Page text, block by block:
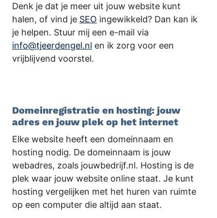
Denk je dat je meer uit jouw website kunt
halen, of vind je SEO ingewikkeld? Dan kan ik
je helpen. Stuur mij een e-mail via
info@tjeerdengel.nl en ik zorg voor een
vrijblijvend voorstel.
Domeinregistratie en hosting: jouw
adres en jouw plek op het internet
Elke website heeft een domeinnaam en
hosting nodig. De domeinnaam is jouw
webadres, zoals jouwbedrijf.nl. Hosting is de
plek waar jouw website online staat. Je kunt
hosting vergelijken met het huren van ruimte
op een computer die altijd aan staat.